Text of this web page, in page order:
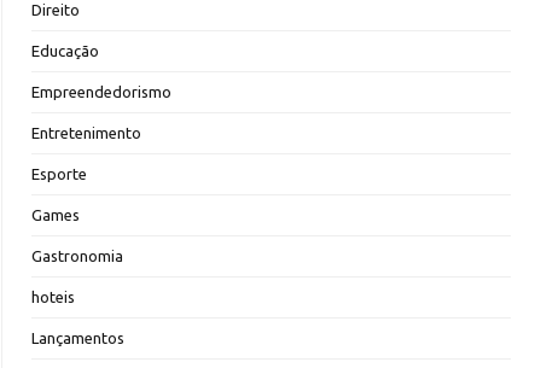
Direito
Educação
Empreendedorismo
Entretenimento
Esporte
Games
Gastronomia
hoteis
Lançamentos